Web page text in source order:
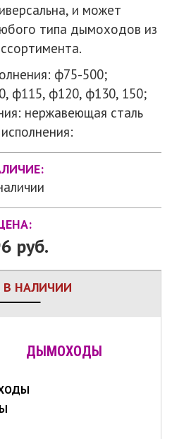
и может
типа дымоходов из
ф75-500;
ф115, ф120, ф130, 150;
нержавеющая сталь
руб.
В НАЛИЧИИ
ДЫМОХОДЫ